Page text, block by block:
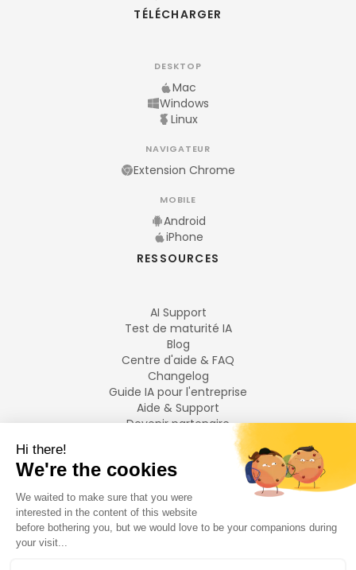
TÉLÉCHARGER
DESKTOP
Mac
Windows
Linux
NAVIGATEUR
Extension Chrome
MOBILE
Android
iPhone
RESSOURCES
AI Support
Test de maturité IA
Blog
Centre d'aide & FAQ
Changelog
Guide IA pour l'entreprise
Aide & Support
Devenir partenaire
LANGUES
Français
English